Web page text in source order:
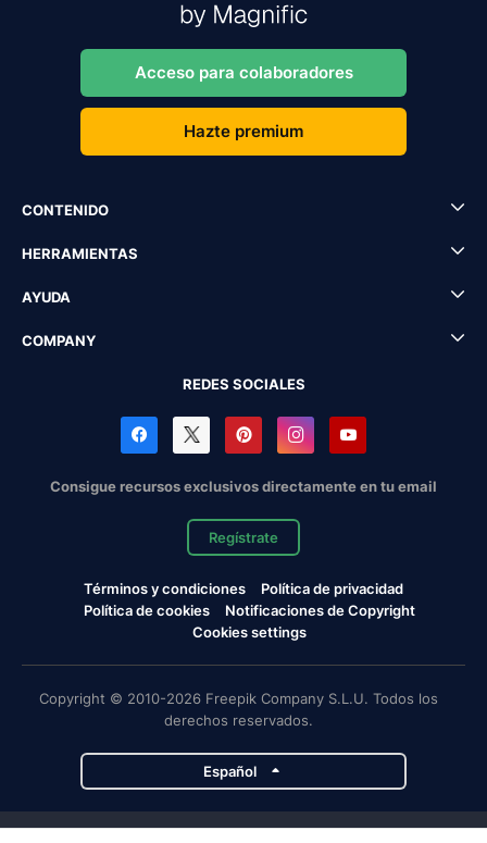
Acceso para colaboradores
Hazte premium
CONTENIDO
HERRAMIENTAS
AYUDA
COMPANY
REDES SOCIALES
Consigue recursos exclusivos directamente en tu email
Regístrate
Términos y condiciones
Política de privacidad
Política de cookies
Notificaciones de Copyright
Cookies settings
Copyright © 2010-2026 Freepik Company S.L.U. Todos los
derechos reservados.
Español